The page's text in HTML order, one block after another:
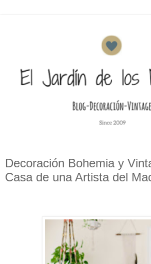
Decoración Bohemia y
Casa de una Artista del